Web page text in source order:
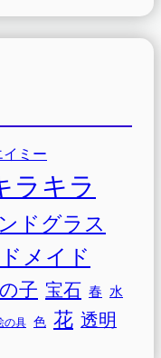
イミー
ラキラ
ドグラス
メイド
子 宝石 春 水
の具 色 花 透明